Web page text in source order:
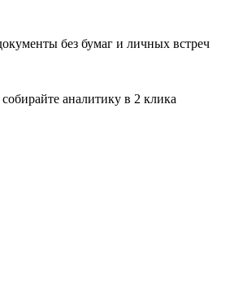
без бумаг и личных встреч
аналитику в 2 клика